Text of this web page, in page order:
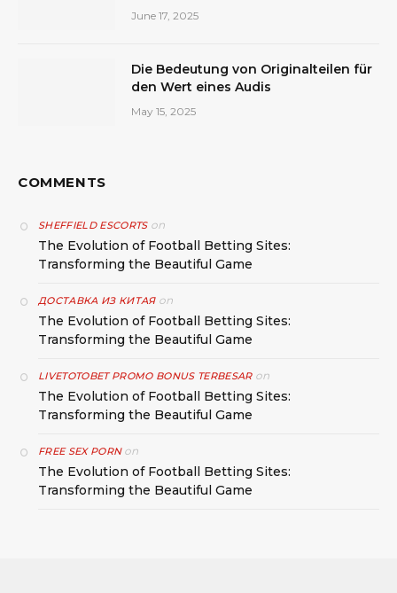
June 17, 2025
Die Bedeutung von Originalteilen für
den Wert eines Audis
May 15, 2025
COMMENTS
SHEFFIELD ESCORTSon
The Evolution of Football Betting Sites:
Transforming the Beautiful Game
ДОСТАВКА ИЗ КИТАЯon
The Evolution of Football Betting Sites:
Transforming the Beautiful Game
LIVETOTOBET PROMO BONUS TERBESARon
The Evolution of Football Betting Sites:
Transforming the Beautiful Game
FREE SEX PORNon
The Evolution of Football Betting Sites:
Transforming the Beautiful Game